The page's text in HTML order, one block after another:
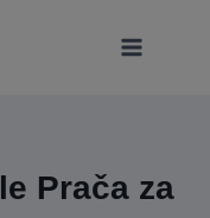
Prača za